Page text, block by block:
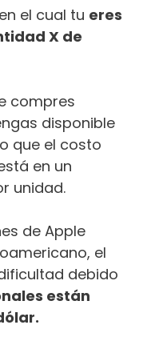
el cual tu eres
X de
compres
disponible
que el costo
en un
unidad.
de Apple
el
debido
están